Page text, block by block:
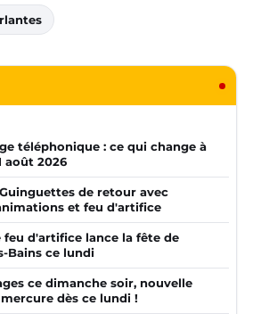
téléphonique : ce qui change à
août 2026
de retour avec
et feu d'artifice
feu d'artifice lance la fête de
Bains ce lundi
ce dimanche soir, nouvelle
dès ce lundi !